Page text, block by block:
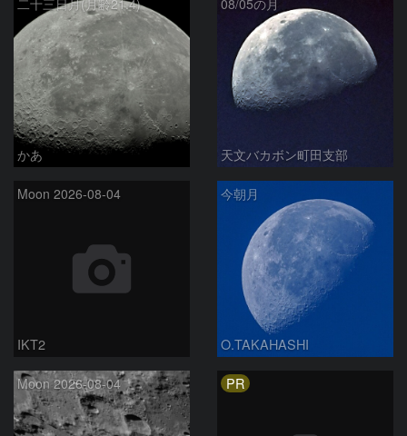
二十三日月(月齢21.4)
かあ
08/05の月
天文バカボン町田支部
Moon 2026-08-04
IKT2
今朝月
O.TAKAHASHI
Moon 2026-08-04 PR